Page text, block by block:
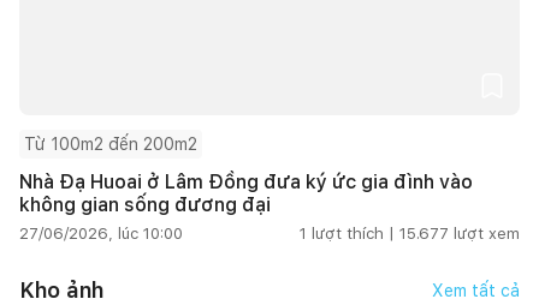
Từ 100m2 đến 200m2
Nhà Đạ Huoai ở Lâm Đồng đưa ký ức gia đình vào
không gian sống đương đại
27/06/2026, lúc 10:00 1 lượt thích | 15.677 lượt xem
Kho ảnh Xem tất cả